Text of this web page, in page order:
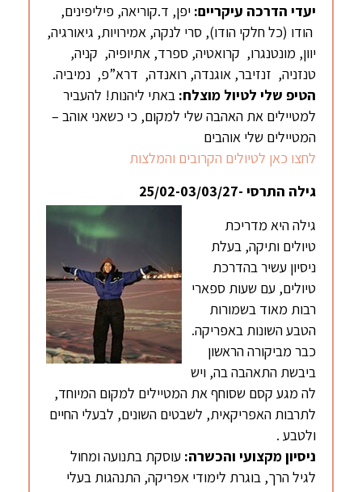
יעדי הדרכה עיקריים: יפן, ד.קוריאה, פיליפינים,
הודו (כל חלקי הודו), סרי לנקה, אמירויות, גיאורגיה,
יוון, מונטנגרו, קרואטיה, ספרד, אתיופיה, קניה,
טנזניה, זנזיבר, אוגנדה, רואנדה, דרא”פ, נמיביה.
הטיפ שלי לטיול מוצלח:באתי ליהנות! להעביר
למטיילים את האהבה שלי למקום, כי כשאני אוהב –
המטיילים שלי אוהבים
לחצו כאן לטיולים הקרובים והמלצות
גילה התרסי -25/02-03/03/27
גילה היא מדריכת
טיולים ותיקה, בעלת
ניסיון עשיר בהדרכת
טיולים, עם שעות ספארי
רבות מאוד בשמורות
הטבע השונות באפריקה.
כבר מביקורה הראשון
ביבשת התאהבה בה, ויש
לה מגע קסם שסוחף את המטיילים למקום המיוחד,
לתרבות האפריקאית, לשבטים השונים, לבעלי החיים
ולטבע .
ניסיון מקצועי והכשרה: עוסקת בתנועה ומחול
לגיל הרך, בוגרת לימודי אפריקה, התנהגות בעלי